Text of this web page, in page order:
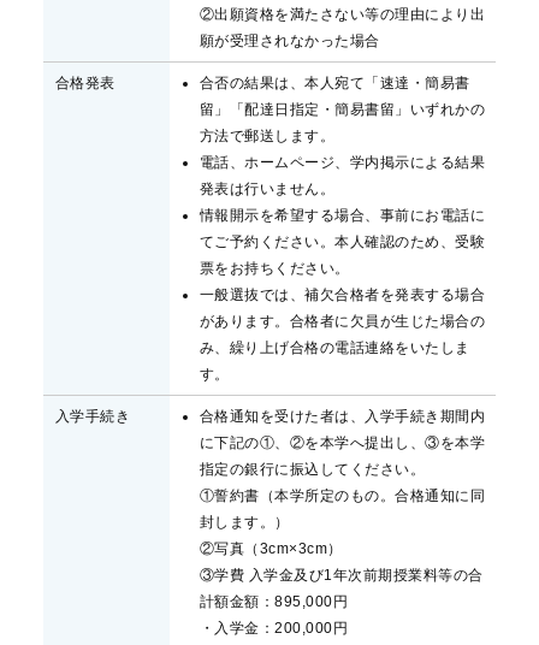
②出願資格を満たさない等の理由により出
願が受理されなかった場合
合格発表
合否の結果は、本人宛て「速達・簡易書
留」「配達日指定・簡易書留」いずれかの
方法で郵送します。
電話、ホームページ、学内掲示による結果
発表は行いません。
情報開示を希望する場合、事前にお電話に
てご予約ください。本人確認のため、受験
票をお持ちください。
一般選抜では、補欠合格者を発表する場合
があります。合格者に欠員が生じた場合の
み、繰り上げ合格の電話連絡をいたしま
す。
入学手続き
合格通知を受けた者は、入学手続き期間内
に下記の①、②を本学へ提出し、③を本学
指定の銀行に振込してください。
①誓約書（本学所定のもの。合格通知に同
封します。）
②写真（3cm×3cm）
③学費 入学金及び1年次前期授業料等の合
計額金額：895,000円
・入学金：200,000円